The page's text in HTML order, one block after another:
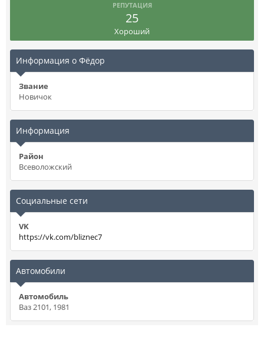
РЕПУТАЦИЯ
25
Хороший
Информация о Фёдор
Звание
Новичок
Информация
Район
Всеволожский
Социальные сети
VK
https://vk.com/bliznec7
Автомобили
Автомобиль
Ваз 2101, 1981